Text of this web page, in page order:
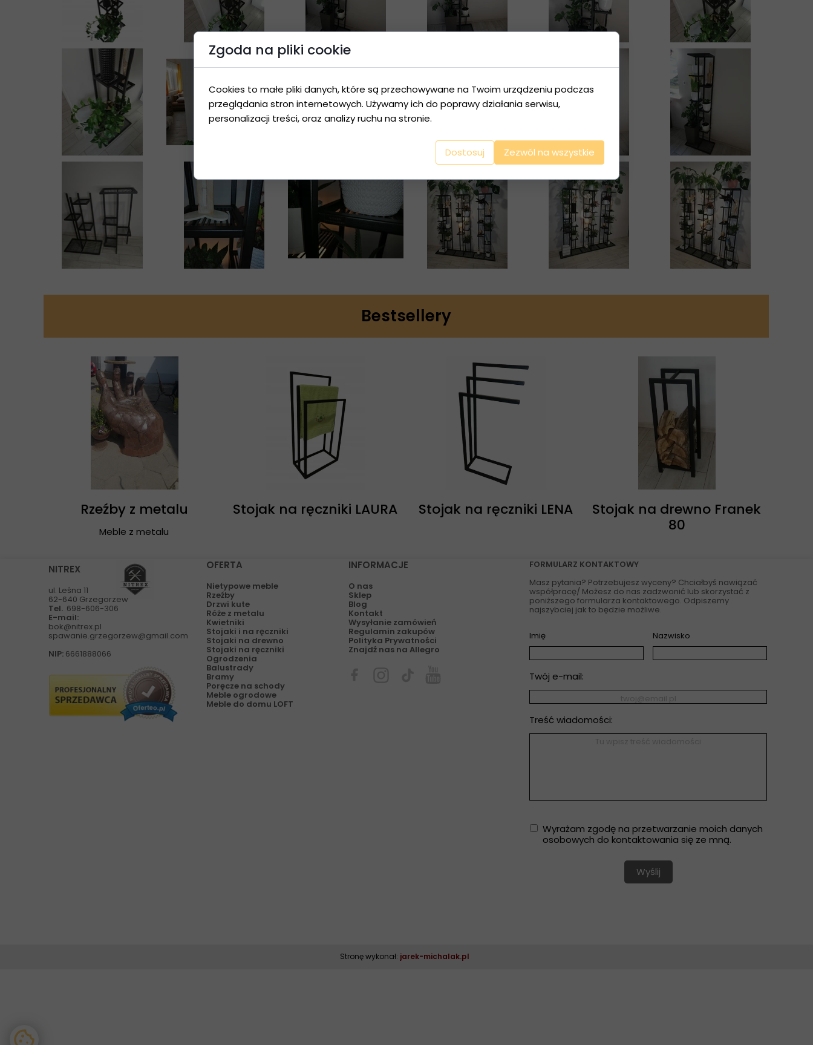
Rzeźby z metalu
Meble z metalu
Stojak na ręczniki LAURA Stojak na ręczniki LENA
Stojak na drewno Franek
80
Bestsellery
OFERTA
Nietypowe meble
Rzeźby
Drzwi kute
Róże z metalu
Kwietniki
Stojaki i na ręczniki
Stojaki na drewno
Stojaki na ręczniki
Ogrodzenia
Balustrady
Bramy
Poręcze na schody
Meble ogrodowe
Meble do domu LOFT
Stronę wykonał: jarek-michalak.pl
FORMULARZ KONTAKTOWY
Masz pytania? Potrzebujesz wyceny? Chciałbyś nawiązać
współpracę/ Możesz do nas zadzwonić lub skorzystać z
poniższego formularza kontaktowego. Odpiszemy
najszybciej jak to będzie możliwe.
INFORMACJE
O nas
Sklep
Blog
Kontakt
Wysyłanie zamówień
Regulamin zakupów
Polityka Prywatności
Znajdź nas na Allegro
NITREX
ul. Leśna 11
62-640 Grzegorzew
Tel. 698-606-306
E-mail:
bok@nitrex.pl
spawanie.grzegorzew@gmail.com
NIP: 6661888066
Imię Nazwisko
Twój e-mail:
Treść wiadomości:
Wyrażam zgodę na przetwarzanie moich danych
osobowych do kontaktowania się ze mną.
Wyślij
Zgoda na pliki cookie
Cookies to małe pliki danych, które są przechowywane na Twoim urządzeniu podczas
przeglądania stron internetowych. Używamy ich do poprawy działania serwisu,
personalizacji treści, oraz analizy ruchu na stronie.
Dostosuj Zezwól na wszystkie